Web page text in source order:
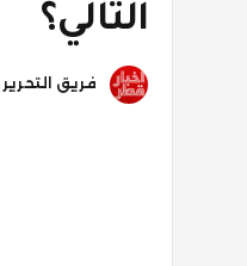
التالي؟
فريق التحرير